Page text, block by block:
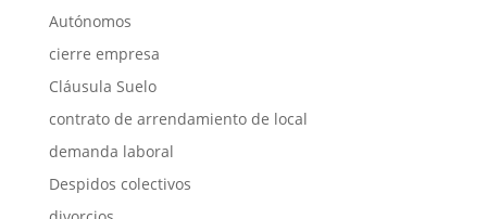
Autónomos
cierre empresa
Cláusula Suelo
contrato de arrendamiento de local
demanda laboral
Despidos colectivos